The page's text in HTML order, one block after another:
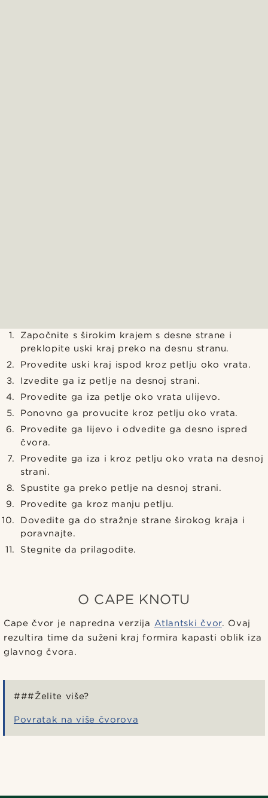
Započnite s širokim krajem s desne strane i
preklopite uski kraj preko na desnu stranu.
Provedite uski kraj ispod kroz petlju oko vrata.
Izvedite ga iz petlje na desnoj strani.
Provedite ga iza petlje oko vrata ulijevo.
Ponovno ga provucite kroz petlju oko vrata.
Provedite ga lijevo i odvedite ga desno ispred
čvora.
Provedite ga iza i kroz petlju oko vrata na desnoj
strani.
Spustite ga preko petlje na desnoj strani.
Provedite ga kroz manju petlju.
Dovedite ga do stražnje strane širokog kraja i
poravnajte.
Stegnite da prilagodite.
O CAPE KNOTU
Cape čvor je napredna verzija Atlantski čvor. Ovaj
rezultira time da suženi kraj formira kapasti oblik iza
glavnog čvora.
###Želite više?
Povratak na više čvorova